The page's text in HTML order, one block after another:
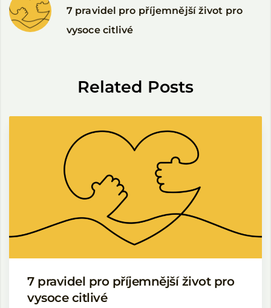
7 pravidel pro příjemnější život pro
vysoce citlivé
Related Posts
7 pravidel pro příjemnější život pro
vysoce citlivé